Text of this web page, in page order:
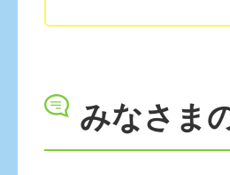
みなさま